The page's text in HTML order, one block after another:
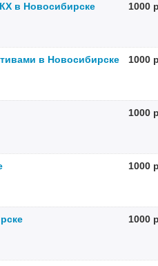
в Новосибирске 1000
в Новосибирске 1000
1000
1000
1000